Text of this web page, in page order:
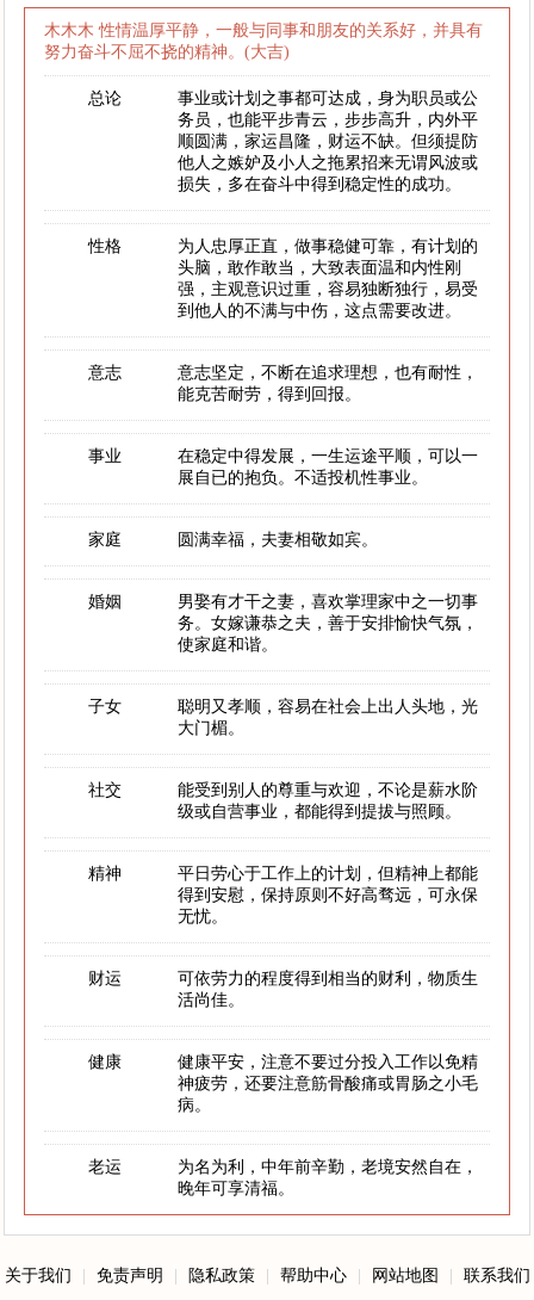
木木木 性情温厚平静，一般与同事和朋友的关系好，并具有
努力奋斗不屈不挠的精神。(大吉)
总论
事业或计划之事都可达成，身为职员或公
务员，也能平步青云，步步高升，内外平
顺圆满，家运昌隆，财运不缺。但须提防
他人之嫉妒及小人之拖累招来无谓风波或
损失，多在奋斗中得到稳定性的成功。
性格
为人忠厚正直，做事稳健可靠，有计划的
头脑，敢作敢当，大致表面温和内性刚
强，主观意识过重，容易独断独行，易受
到他人的不满与中伤，这点需要改进。
意志
意志坚定，不断在追求理想，也有耐性，
能克苦耐劳，得到回报。
事业
在稳定中得发展，一生运途平顺，可以一
展自已的抱负。不适投机性事业。
家庭 圆满幸福，夫妻相敬如宾。
婚姻
男娶有才干之妻，喜欢掌理家中之一切事
务。女嫁谦恭之夫，善于安排愉快气氛，
使家庭和谐。
子女
聪明又孝顺，容易在社会上出人头地，光
大门楣。
社交
能受到别人的尊重与欢迎，不论是薪水阶
级或自营事业，都能得到提拔与照顾。
精神
平日劳心于工作上的计划，但精神上都能
得到安慰，保持原则不好高骛远，可永保
无忧。
财运
可依劳力的程度得到相当的财利，物质生
活尚佳。
健康
健康平安，注意不要过分投入工作以免精
神疲劳，还要注意筋骨酸痛或胃肠之小毛
病。
老运
为名为利，中年前辛勤，老境安然自在，
晚年可享清福。
关于我们 免责声明 隐私政策 帮助中心 网站地图 联系我们